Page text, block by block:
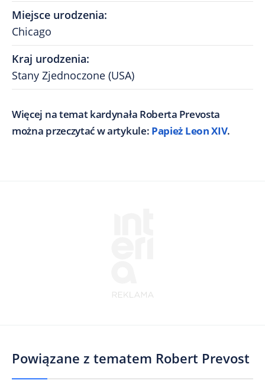
Miejsce urodzenia:
Chicago
Kraj urodzenia:
Stany Zjednoczone (USA)
Więcej na temat kardynała Roberta Prevosta
można przeczytać w artykule: Papież Leon XIV.
Powiązane z tematem Robert Prevost